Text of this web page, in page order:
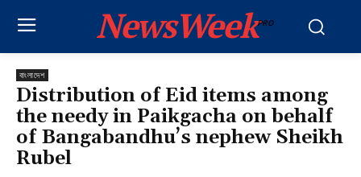
NewsWeekPRO
বাংলাদেশ
Distribution of Eid items among
the needy in Paikgacha on behalf
of Bangabandhu’s nephew Sheikh
Rubel